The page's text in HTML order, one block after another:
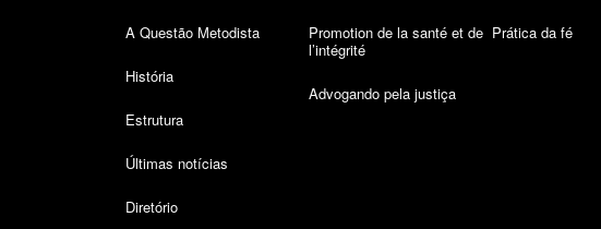
A Questão Metodista
História
Estrutura
Últimas notícias
Diretório
Promotion de la santé et de
l’intégrité
Advogando pela justiça
Prática da fé